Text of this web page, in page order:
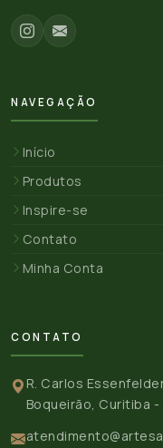
NAVEGAÇÃO
Início
Produtos
Inspire-se
Contato
Minha Conta
CONTATO
R. Carlos
Boqueirão, Curitiba -